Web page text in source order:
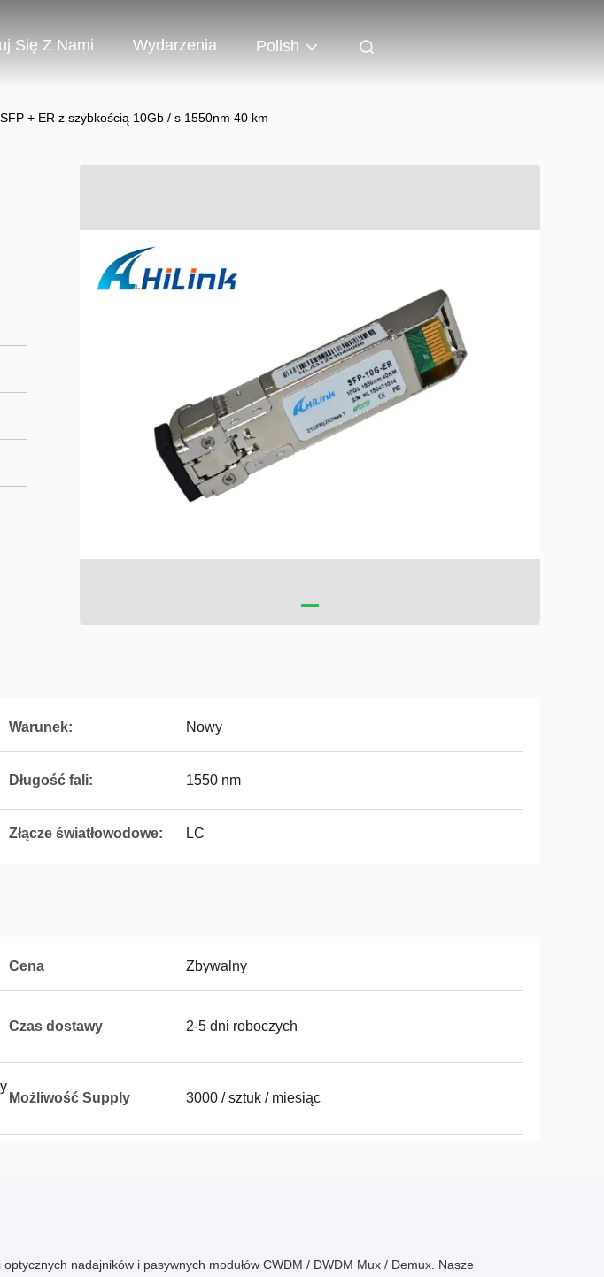
Się Z Nami Wydarzenia Polish
+ ER z szybkością 10Gb / s 1550nm 40 km
Warunek: Nowy
Długość fali: 1550 nm
Złącze światłowodowe: LC
Cena Zbywalny
Czas dostawy 2-5 dni roboczych
Możliwość Supply 3000 / sztuk / miesiąc
nadajników i pasywnych modułów CWDM / DWDM Mux / Demux. Nasze